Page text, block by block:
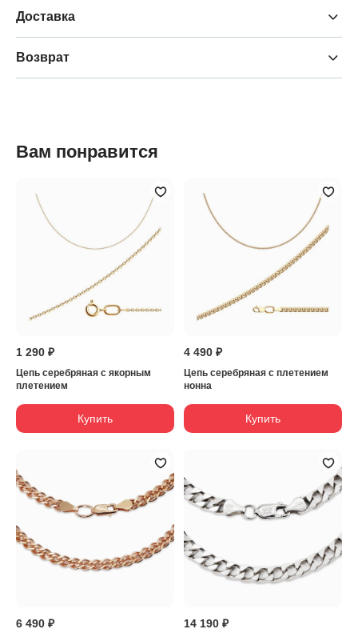
Доставка
Возврат
Вам понравится
1 290 ₽
Цепь серебряная с якорным
плетением
Купить
4 490 ₽
Цепь серебряная с плетением
нонна
Купить
6 490 ₽ 14 190 ₽